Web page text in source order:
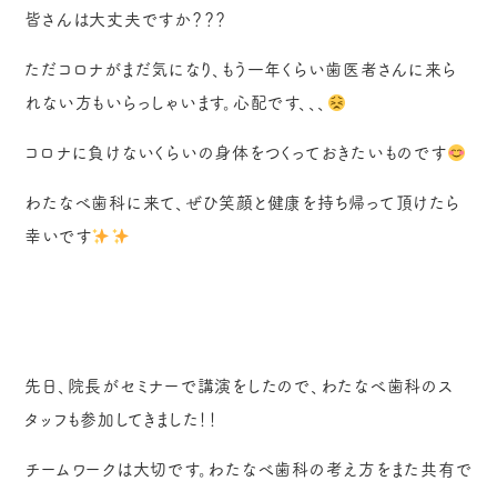
皆さんは大丈夫ですか？？？
ただコロナがまだ気になり、もう一年くらい歯医者さんに来ら
れない方もいらっしゃいます。心配です、、、
コロナに負けないくらいの身体をつくっておきたいものです
わたなべ歯科に来て、ぜひ笑顔と健康を持ち帰って頂けたら
幸いです
先日、院長がセミナーで講演をしたので、わたなべ歯科のス
タッフも参加してきました！！
チームワークは大切です。わたなべ歯科の考え方をまた共有で